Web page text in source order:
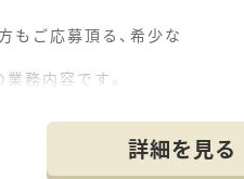
ご応募頂る、希少な
務内容です。
詳細を見る